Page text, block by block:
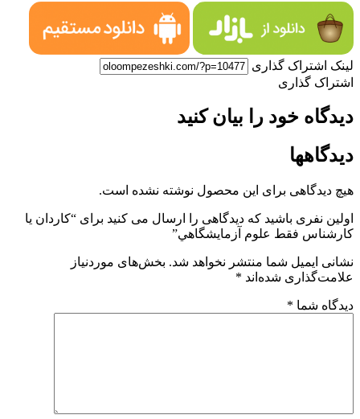
لینک اشتراک گذاری
اشتراک گذاری
دیدگاه خود را بیان کنید
دیدگاهها
هیچ دیدگاهی برای این محصول نوشته نشده است.
اولین نفری باشید که دیدگاهی را ارسال می کنید برای “كاردان يا
كارشناس فقط علوم آزمايشگاهي”
نشانی ایمیل شما منتشر نخواهد شد. بخش‌های موردنیاز
علامت‌گذاری شده‌اند *
دیدگاه شما *